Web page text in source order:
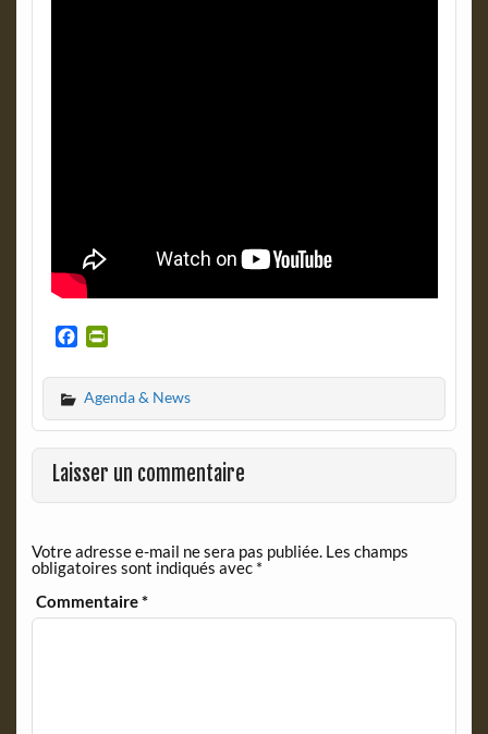
c
e
b
o
o
k
i
n
t
F
r
e
d
l
y
Agenda & News
Laisser un commentaire
Votre adresse e-mail ne sera pas publiée. Les champs
obligatoires sont indiqués avec *
Commentaire*